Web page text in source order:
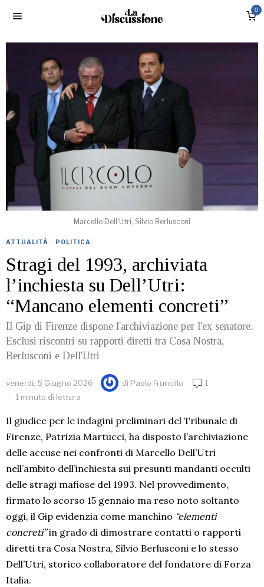
0
Marcello Dell'Utri, Silvio Berlusconi
ATTUALITÀ · POLITICA
Stragi del 1993, archiviata
l’inchiesta su Dell’Utri:
“Mancano elementi concreti”
Il Gip di Firenze dispone l'archiviazione per l'ex senatore.
Esclusi riscontri su rapporti diretti tra Cosa Nostra,
Berlusconi e Dell'Utri
venerdì, 5 Giugno 2026 di Paolo Fruncillo
1
1 minuto di lettura
Il giudice per le indagini preliminari del Tribunale di
Firenze, Patrizia Martucci, ha disposto l’archiviazione
delle accuse nei confronti di Marcello Dell’Utri
nell’ambito dell’inchiesta sui presunti mandanti occulti
delle stragi mafiose del 1993. Nel provvedimento,
firmato lo scorso 15 gennaio ma reso noto soltanto
oggi, il Gip evidenzia come manchino “elementi
concreti”in grado di dimostrare contatti o rapporti
diretti tra Cosa Nostra, Silvio Berlusconi e lo stesso
Dell’Utri, storico collaboratore del fondatore di Forza
Italia.